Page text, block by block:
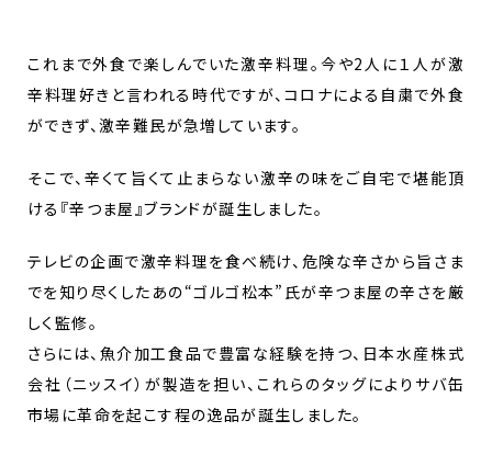
これまで外食で楽しんでいた激辛料理。今や2人に１人が激
辛料理好きと言われる時代ですが、コロナによる自粛で外食
ができず、激辛難民が急増しています。
そこで、辛くて旨くて止まらない激辛の味をご自宅で堪能頂
ける『辛つま屋』ブランドが誕生しました。
テレビの企画で激辛料理を食べ続け、危険な辛さから旨さま
でを知り尽くしたあの“ゴルゴ松本”氏が辛つま屋の辛さを厳
しく監修。
さらには、魚介加工食品で豊富な経験を持つ、日本水産株式
会社（ニッスイ）が製造を担い、これらのタッグによりサバ缶
市場に革命を起こす程の逸品が誕生しました。